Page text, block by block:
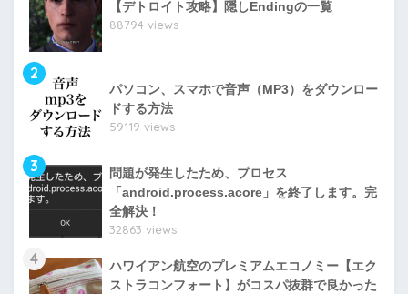
【デトロイト攻略】隠しEndingの一覧
88794 views
2
パソコン、スマホで音声（MP3）をダウンロー
ドする方法
59119 views
3
問題が発生したため、プロセス
「android.process.acore」を終了します。完
全解決！
32863 views
4
ハワイアン航空のプレミアムエコノミー【エク
ストラコンフォート】がコスパ抜群で良かった